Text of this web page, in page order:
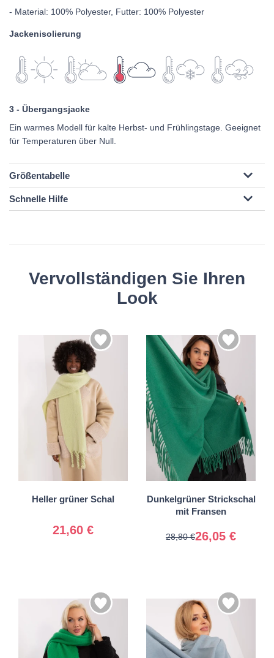
- Material: 100% Polyester, Futter: 100% Polyester
Jackenisolierung
3 - Übergangsjacke
Ein warmes Modell für kalte Herbst- und Frühlingstage. Geeignet
für Temperaturen über Null.
Größentabelle
Schnelle Hilfe
Vervollständigen Sie Ihren
Look
Heller grüner Schal
21,60 €
Universal
Dunkelgrüner Strickschal
mit Fransen
26,05 €
28,80 €